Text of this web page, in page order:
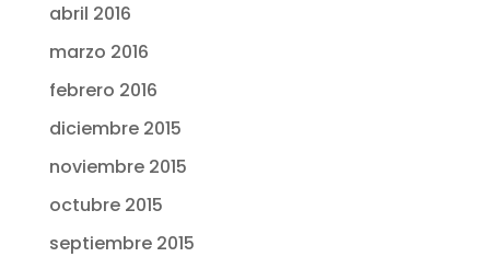
abril 2016
marzo 2016
febrero 2016
diciembre 2015
noviembre 2015
octubre 2015
septiembre 2015